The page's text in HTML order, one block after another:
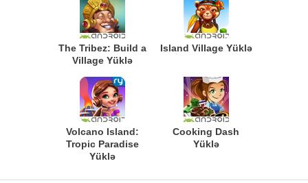
The Tribez: Build a
Village Yüklə
Island Village Yüklə
Volcano Island:
Tropic Paradise
Yüklə
Cooking Dash
Yüklə